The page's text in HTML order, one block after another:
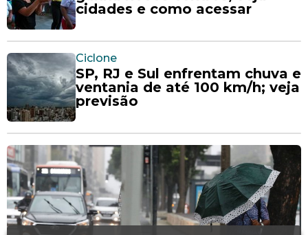
cidades e como acessar
Ciclone
SP, RJ e Sul enfrentam chuva e
ventania de até 100 km/h; veja
previsão